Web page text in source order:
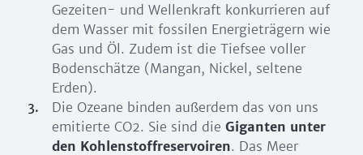
Gezeiten- und Wellenkraft konkurrieren auf
dem Wasser mit fossilen Energieträgern wie
Gas und Öl. Zudem ist die Tiefsee voller
Bodenschätze (Mangan, Nickel, seltene
Erden).
Die Ozeane binden außerdem das von uns
emitierte CO2. Sie sind die Giganten unter
den Kohlenstoffreservoiren. Das Meer